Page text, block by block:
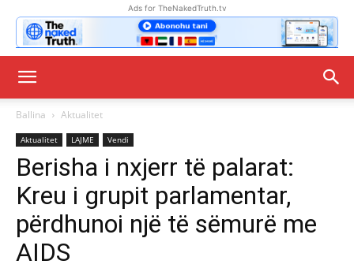
Ads for TheNakedTruth.tv
Ballina Aktualitet
Aktualitet LAJME Vendi
Berisha i nxjerr të palarat:
Kreu i grupit parlamentar,
përdhunoi një të sëmurë me
AIDS